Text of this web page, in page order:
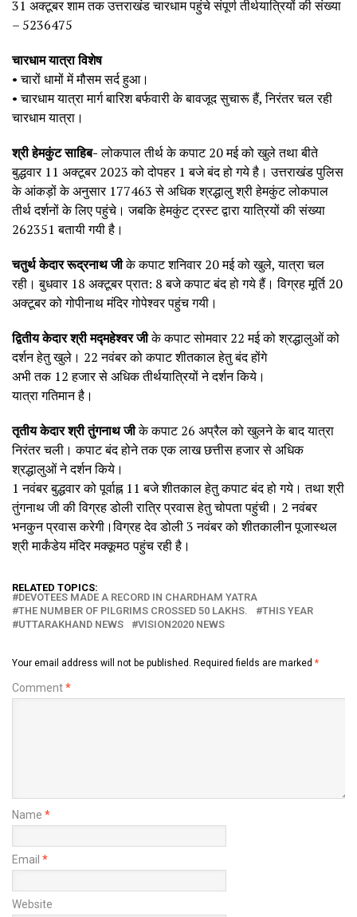
31 अक्टूबर शाम तक उत्तराखंड चारधाम पहुंचे संपूर्ण तीर्थयात्रियों की संख्या
– 5236475
चारधाम यात्रा विशेष
• चारों धामों में मौसम सर्द हुआ।
• चारधाम यात्रा मार्ग बारिश बर्फवारी के बावजूद सुचारू हैं, निरंतर चल रही
चारधाम यात्रा।
श्री हेमकुंट साहिब-लोकपाल तीर्थ के कपाट 20 मई को खुले तथा बीते
बुद्धवार 11 अक्टूबर 2023 को दोपहर 1 बजे बंद हो गये है। उत्तराखंड पुलिस
के आंकड़ों के अनुसार 177463 से अधिक श्रद्धालु श्री हेमकुंट लोकपाल
तीर्थ दर्शनों के लिए पहुंचे। जबकि हेमकुंट ट्रस्ट द्वारा यात्रियों की संख्या
262351 बतायी गयी है।
चतुर्थ केदार रूद्रनाथ जीके कपाट शनिवार 20 मई को खुले, यात्रा चल
रही। बुधवार 18 अक्टूबर प्रात: 8 बजे कपाट बंद हो गये हैं। विग्रह मूर्ति 20
अक्टूबर को गोपीनाथ मंदिर गोपेश्वर पहुंच गयी।
द्वितीय केदार श्री मद्महेश्वर जीके कपाट सोमवार 22 मई को श्रद्धालुओं को
दर्शन हेतु खुले। 22 नवंबर को कपाट शीतकाल हेतु बंद होंगे
अभी तक 12 हजार से अधिक तीर्थयात्रियों ने दर्शन किये।
यात्रा गतिमान है।
तृतीय केदार श्री तुंगनाथ जीके कपाट 26 अप्रैल को खुलने के बाद यात्रा
निरंतर चली। कपाट बंद होने तक एक लाख छत्तीस हजार से अधिक
श्रद्धालुओं ने दर्शन किये।
1 नवंबर बुद्धवार को पूर्वाह्न 11 बजे शीतकाल हेतु कपाट बंद हो गये। तथा श्री
तुंगनाथ जी की विग्रह डोली रात्रि प्रवास हेतु चोपता पहुंची। 2 नवंबर
भनकुन प्रवास करेगी।विग्रह देव डोली 3 नवंबर को शीतकालीन पूजास्थल
श्री मार्कंडेय मंदिर मक्कूमठ पहुंच रही है।
RELATED TOPICS:
DEVOTEES MADE A RECORD IN CHARDHAM YATRA
THE NUMBER OF PILGRIMS CROSSED 50 LAKHS.
THIS YEAR
UTTARAKHAND NEWS
VISION2020 NEWS
Your email address will not be published. Required fields are marked *
Comment*
Name *
Email *
Website